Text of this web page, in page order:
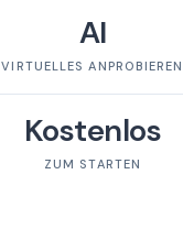
AI
VIRTUELLES ANPROBIEREN
Kostenlos
ZUM STARTEN